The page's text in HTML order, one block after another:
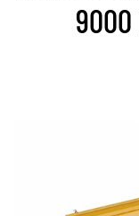
9000